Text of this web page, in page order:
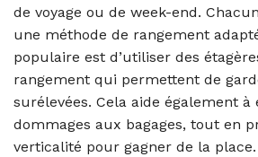
de voyage ou de week-end.
une méthode de rangement
populaire est d’utiliser des
rangement qui permettent de
surélevées. Cela aide également à
dommages aux bagages, tout en
verticalité pour gagner de la place.